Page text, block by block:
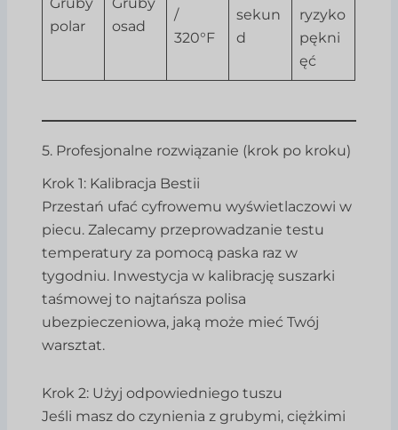
polar
osad
/
320°F
sekun
d
ryzyko
pękni
ęć
5. Profesjonalne rozwiązanie (krok po kroku)
Krok 1: Kalibracja Bestii
Przestań ufać cyfrowemu wyświetlaczowi w
piecu. Zalecamy przeprowadzanie testu
temperatury za pomocą paska raz w
tygodniu. Inwestycja w kalibrację suszarki
taśmowej to najtańsza polisa
ubezpieczeniowa, jaką może mieć Twój
warsztat.
Krok 2: Użyj odpowiedniego tuszu
Jeśli masz do czynienia z grubymi, ciężkimi